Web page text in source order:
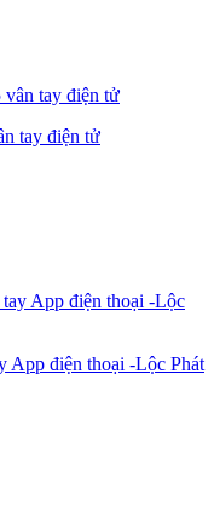
tay điện tử
App điện thoại -Lộc Phát